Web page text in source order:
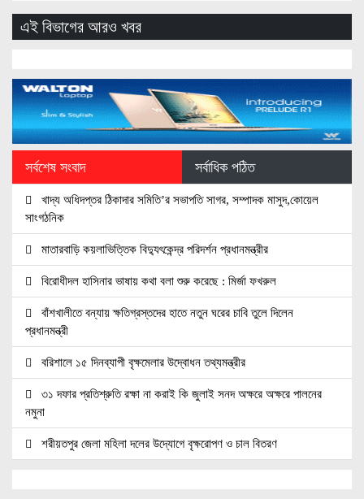
এই বিভাগের আরও খবর
সর্বশেষ সংবাদ সর্বাধিক পঠিত
খাদ্য অধিদপ্তর ঠিকাদার সমিতি’র সভাপতি সাগর, সম্পাদক মাসুদ,কোয়েল
সাংগঠনিক
মাতারবাড়ি কয়লাভিত্তিক বিদ্যুৎকেন্দ্র পরিদর্শন প্রধানমন্ত্রীর
বিরোধীদল হাসিনার ভাষায় কথা বলা শুরু করেছে : মির্জা ফখরুল
বাঁশখালীতে বন্যায় ক্ষতিগ্রস্তদের হাতে নতুন ঘরের চাবি তুলে দিলেন
প্রধানমন্ত্রী
বরিশালে ১৫ দিনব্যাপী বৃক্ষমেলার উদ্বোধন তথ্যমন্ত্রীর
৩১ দফার প্রতিশ্রুতি রক্ষা না করাই কি জুলাই সনদ অক্ষরে অক্ষরে পালনের
নমুনা
শরীয়তপুর জেলা মহিলা দলের উদ্যোগে বৃক্ষরোপণ ও চাল বিতরণ